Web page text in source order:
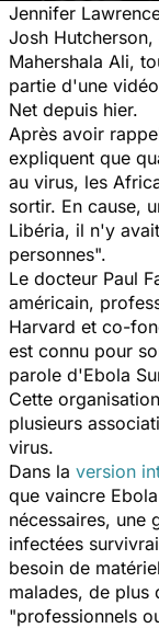
Jennifer
Josh
Mahershala Ali,
partie d'une
Net depuis hier.
Après avoir
expliquent que
au virus, les
sortir. En cause,
Libéria, il n'y
personnes".
Le docteur Paul
américain,
Harvard et co-
est connu pour
parole d'Ebola
Cette
plusieurs
virus.
Dans la version
que vaincre
nécessaires, une
infectées
besoin de
malades, de plus
"professionnels